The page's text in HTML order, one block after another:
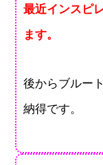
最近インスピ
ます。
後からブルー
納得です。